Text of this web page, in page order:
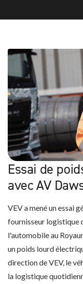
Essai de
avec AV
VEV a mené un essai
fournisseur logistique
l'automobile au
un poids lourd
direction de VEV, le
la logistique